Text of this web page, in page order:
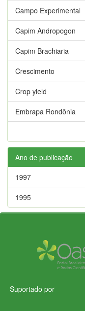
Campo Experimental
Capim Andropogon
Capim Brachiaria
Crescimento
Crop yield
Embrapa Rondônia
Ano de publicação
1997
1995
Suportado por